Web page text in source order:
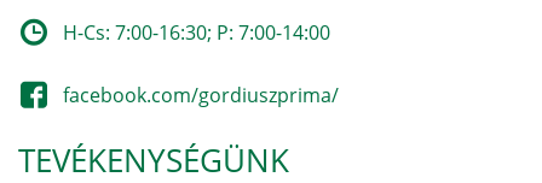
H-Cs: 7:00-16:30; P: 7:00-14:00
facebook.com/gordiuszprima/
TEVÉKENYSÉGÜNK